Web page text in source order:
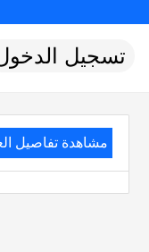
تسجيل
مشاهدة تفاصيل